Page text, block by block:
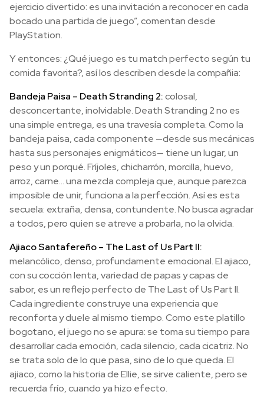
ejercicio divertido: es una invitación a reconocer en cada
bocado una partida de juego”, comentan desde
PlayStation.
Y entonces: ¿Qué juego es tu match perfecto según tu
comida favorita?, así los describen desde la compañia:
Bandeja Paisa – Death Stranding 2:colosal,
desconcertante, inolvidable. Death Stranding 2 no es
una simple entrega, es una travesía completa. Como la
bandeja paisa, cada componente —desde sus mecánicas
hasta sus personajes enigmáticos— tiene un lugar, un
peso y un porqué. Fríjoles, chicharrón, morcilla, huevo,
arroz, carne… una mezcla compleja que, aunque parezca
imposible de unir, funciona a la perfección. Así es esta
secuela: extraña, densa, contundente. No busca agradar
a todos, pero quien se atreve a probarla, no la olvida.
Ajiaco Santafereño – The Last of Us Part II:
melancólico, denso, profundamente emocional. El ajiaco,
con su cocción lenta, variedad de papas y capas de
sabor, es un reflejo perfecto de The Last of Us Part II.
Cada ingrediente construye una experiencia que
reconforta y duele al mismo tiempo. Como este platillo
bogotano, el juego no se apura: se toma su tiempo para
desarrollar cada emoción, cada silencio, cada cicatriz. No
se trata solo de lo que pasa, sino de lo que queda. El
ajiaco, como la historia de Ellie, se sirve caliente, pero se
recuerda frío, cuando ya hizo efecto.